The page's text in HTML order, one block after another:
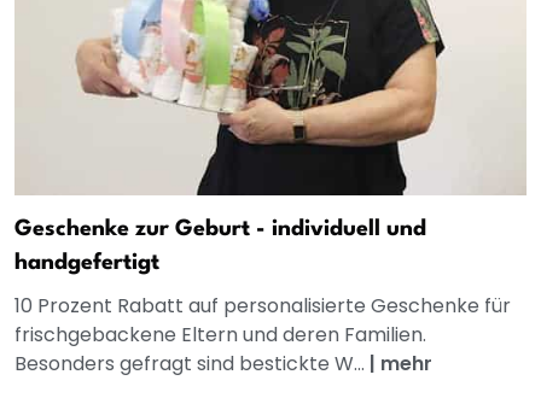
Geschenke zur Geburt - individuell und
handgefertigt
10 Prozent Rabatt auf personalisierte Geschenke für
frischgebackene Eltern und deren Familien.
Besonders gefragt sind bestickte W... | mehr